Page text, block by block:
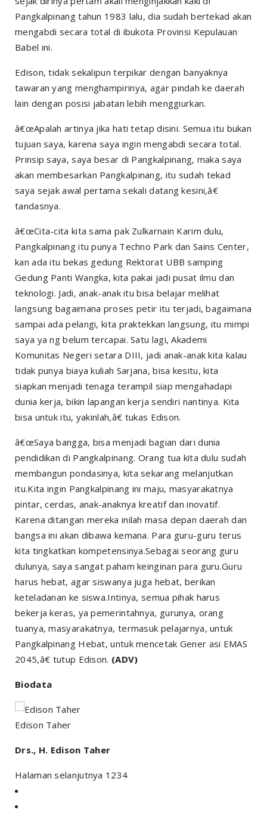
Pangkalpinang tahun 1983 lalu, dia sudah bertekad akan
mengabdi secara total di ibukota Provinsi Kepulauan
Babel ini.
Edison, tidak sekalipun terpikar dengan banyaknya
tawaran yang menghampirinya, agar pindah ke daerah
lain dengan posisi jabatan lebih menggiurkan.
â€œApalah artinya jika hati tetap disini. Semua itu bukan
tujuan saya, karena saya ingin mengabdi secara total.
Prinsip saya, saya besar di Pangkalpinang, maka saya
akan membesarkan Pangkalpinang, itu sudah tekad
saya sejak awal pertama sekali datang kesini,â€
tandasnya.
â€œCita-cita kita sama pak Zulkarnain Karim dulu,
Pangkalpinang itu punya Techno Park dan Sains Center,
kan ada itu bekas gedung Rektorat UBB samping
Gedung Panti Wangka, kita pakai jadi pusat ilmu dan
teknologi. Jadi, anak-anak itu bisa belajar melihat
langsung bagaimana proses petir itu terjadi, bagaimana
sampai ada pelangi, kita praktekkan langsung, itu mimpi
saya ya ng belum tercapai. Satu lagi, Akademi
Komunitas Negeri setara DIII, jadi anak-anak kita kalau
tidak punya biaya kuliah Sarjana, bisa kesitu, kita
siapkan menjadi tenaga terampil siap mengahadapi
dunia kerja, bikin lapangan kerja sendiri nantinya. Kita
bisa untuk itu, yakinlah,â€ tukas Edison.
â€œSaya bangga, bisa menjadi bagian dari dunia
pendidikan di Pangkalpinang. Orang tua kita dulu sudah
membangun pondasinya, kita sekarang melanjutkan
itu.Kita ingin Pangkalpinang ini maju, masyarakatnya
pintar, cerdas, anak-anaknya kreatif dan inovatif.
Karena ditangan mereka inilah masa depan daerah dan
bangsa ini akan dibawa kemana. Para guru-guru terus
kita tingkatkan kompetensinya.Sebagai seorang guru
dulunya, saya sangat paham keinginan para guru.Guru
harus hebat, agar siswanya juga hebat, berikan
keteladanan ke siswa.Intinya, semua pihak harus
bekerja keras, ya pemerintahnya, gurunya, orang
tuanya, masyarakatnya, termasuk pelajarnya, untuk
Pangkalpinang Hebat, untuk mencetak Gener asi EMAS
2045,â€ tutup Edison. (ADV)
Biodata
Edison Taher
Drs., H. Edison Taher
Halaman selanjutnya 1234